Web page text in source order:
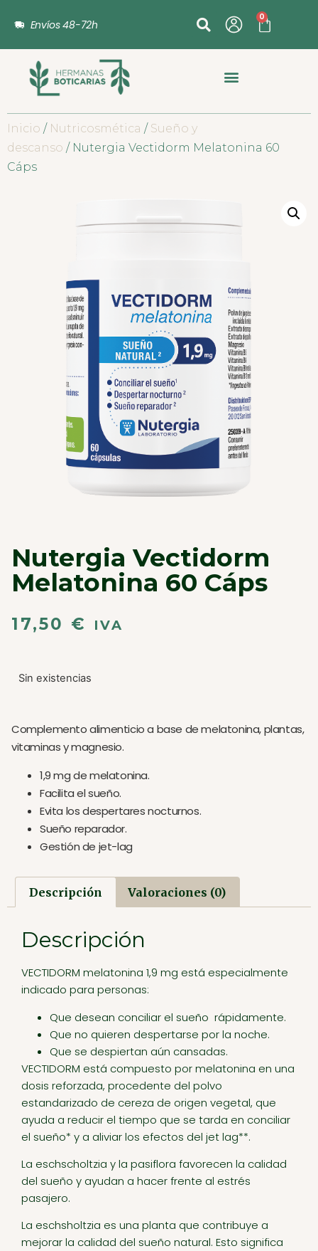
Envíos 48-72h
0
Inicio / Nutricosmética / Sueño y
descanso / Nutergia Vectidorm Melatonina 60
Cáps
Nutergia Vectidorm
Melatonina 60 Cáps
17,50 € IVA
Sin existencias
Complemento alimenticio a base de melatonina, plantas,
vitaminas y magnesio.
1,9 mg de melatonina.
Facilita el sueño.
Evita los despertares nocturnos.
Sueño reparador.
Gestión de jet-lag
Descripción Valoraciones (0)
Descripción
VECTIDORM melatonina 1,9 mg está especialmente
indicado para personas:
Que desean conciliar el sueño rápidamente.
Que no quieren despertarse por la noche.
Que se despiertan aún cansadas.
VECTIDORM está compuesto por melatonina en una
dosis reforzada, procedente del polvo
estandarizado de cereza de origen vegetal, que
ayuda a reducir el tiempo que se tarda en conciliar
el sueño* y a aliviar los efectos del jet lag**.
La eschscholtzia y la pasiflora favorecen la calidad
del sueño y ayudan a hacer frente al estrés
pasajero.
La eschsholtzia es una planta que contribuye a
mejorar la calidad del sueño natural. Esto significa